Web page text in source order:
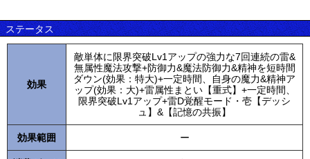
ステータス
効果
敵単体に限界突破Lv1アップの強力な7回連続の雷&
無属性魔法攻撃+防御力&魔法防御力&精神を短時間
ダウン(効果：特大)+一定時間、自身の魔力&精神ア
ップ(効果：大)+雷属性まとい【重式】+一定時間、
限界突破Lv1アップ+雷D覚醒モード・壱【デッシ
ュ】&【記憶の共振】
効果範囲 ー